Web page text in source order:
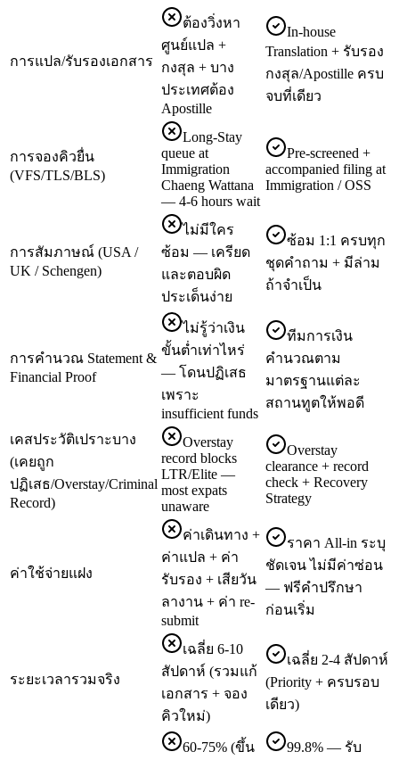
การแปล/รับรองเอกสาร
ต้องวิ่งหา
ศูนย์แปล +
กงสุล + บาง
ประเทศต้อง
Apostille
In-house
Translation + รับรอง
กงสุล/Apostille ครบ
จบที่เดียว
การจองคิวยื่น
(VFS/TLS/BLS)
Long-Stay
queue at
Immigration
Chaeng Wattana
— 4-6 hours wait
Pre-screened +
accompanied filing at
Immigration / OSS
การสัมภาษณ์ (USA /
UK / Schengen)
ไม่มีใคร
ซ้อม — เครียด
และตอบผิด
ประเด็นง่าย
ซ้อม 1:1 ครบทุก
ชุดคำถาม + มีล่าม
ถ้าจำเป็น
การคำนวณ Statement &
Financial Proof
ไม่รู้ว่าเงิน
ขั้นต่ำเท่าไหร่
— โดนปฏิเสธ
เพราะ
insufficient funds
ทีมการเงิน
คำนวณตาม
มาตรฐานแต่ละ
สถานทูตให้พอดี
เคสประวัติเปราะบาง
(เคยถูก
ปฏิเสธ/Overstay/Criminal
Record)
Overstay
record blocks
LTR/Elite —
most expats
unaware
Overstay
clearance + record
check + Recovery
Strategy
ค่าใช้จ่ายแฝง
ค่าเดินทาง +
ค่าแปล + ค่า
รับรอง + เสียวัน
ลางาน + ค่า re-
submit
ราคา All-in ระบุ
ชัดเจน ไม่มีค่าซ่อน
— ฟรีคำปรึกษา
ก่อนเริ่ม
ระยะเวลารวมจริง
เฉลี่ย 6-10
สัปดาห์ (รวมแก้
เอกสาร + จอง
คิวใหม่)
เฉลี่ย 2-4 สัปดาห์
(Priority + ครบรอบ
เดียว)
60-75% (ขึ้น
99.8% — รับ